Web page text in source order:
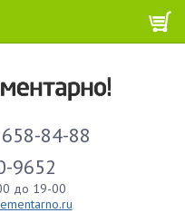
84-88
9652
до 19-00